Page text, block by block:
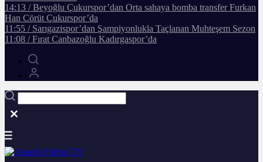
14:13 / Beyoğlu Çukurspor’dan Orta sahaya bomba transfer Furkan
Han Cörüt Çukurspor’da
11:55 / Sarıgazispor’dan Şampiyonlukla Taçlanan Muhteşem Sezon
11:08 / Fırat Canbazoğlu Kadırgaspor’da